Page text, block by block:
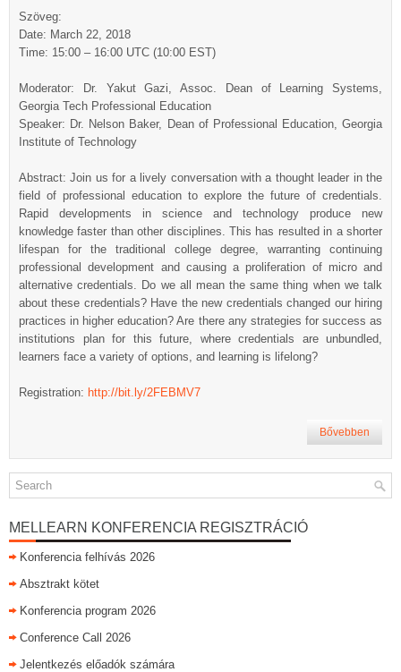
Szöveg:
Date: March 22, 2018
Time: 15:00 – 16:00 UTC (10:00 EST)
Moderator: Dr. Yakut Gazi, Assoc. Dean of Learning Systems,
Georgia Tech Professional Education
Speaker: Dr. Nelson Baker, Dean of Professional Education, Georgia
Institute of Technology
Abstract: Join us for a lively conversation with a thought leader in the
field of professional education to explore the future of credentials.
Rapid developments in science and technology produce new
knowledge faster than other disciplines. This has resulted in a shorter
lifespan for the traditional college degree, warranting continuing
professional development and causing a proliferation of micro and
alternative credentials. Do we all mean the same thing when we talk
about these credentials? Have the new credentials changed our hiring
practices in higher education? Are there any strategies for success as
institutions plan for this future, where credentials are unbundled,
learners face a variety of options, and learning is lifelong?
Registration: http://bit.ly/2FEBMV7
Bővebben
MELLEARN KONFERENCIA REGISZTRÁCIÓ
Konferencia felhívás 2026
Absztrakt kötet
Konferencia program 2026
Conference Call 2026
Jelentkezés előadók számára